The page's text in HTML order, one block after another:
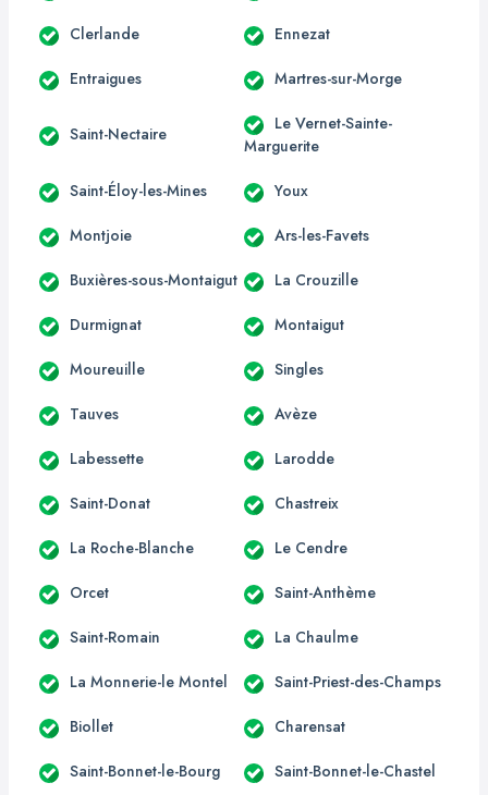
Clerlande Ennezat
Entraigues Martres-sur-Morge
Saint-Nectaire
Le Vernet-Sainte-
Marguerite
Saint-Éloy-les-Mines Youx
Montjoie Ars-les-Favets
Buxières-sous-Montaigut La Crouzille
Durmignat Montaigut
Moureuille Singles
Tauves Avèze
Labessette Larodde
Saint-Donat Chastreix
La Roche-Blanche Le Cendre
Orcet Saint-Anthème
Saint-Romain La Chaulme
La Monnerie-le Montel Saint-Priest-des-Champs
Biollet Charensat
Saint-Bonnet-le-Bourg Saint-Bonnet-le-Chastel